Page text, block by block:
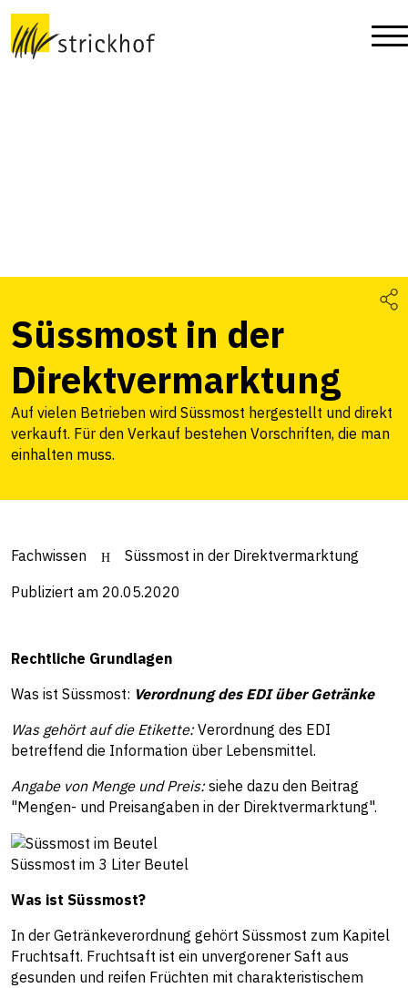
Süssmost in der
Direktvermarktung
Auf vielen Betrieben wird Süssmost hergestellt und direkt
verkauft. Für den Verkauf bestehen Vorschriften, die man
einhalten muss.
Fachwissen Süssmost in der Direktvermarktung
Publiziert am 20.05.2020
Rechtliche Grundlagen
Was ist Süssmost: Verordnung des EDI über Getränke
Was gehört auf die Etikette:Verordnung des EDI
betreffend die Information über Lebensmittel.
Angabe von Menge und Preis:siehe dazu den Beitrag
"Mengen- und Preisangaben in der Direktvermarktung".
Süssmost im 3 Liter Beutel
Was ist Süssmost?
In der Getränkeverordnung gehört Süssmost zum Kapitel
Fruchtsaft. Fruchtsaft ist ein unvergorener Saft aus
gesunden und reifen Früchten mit charakteristischem